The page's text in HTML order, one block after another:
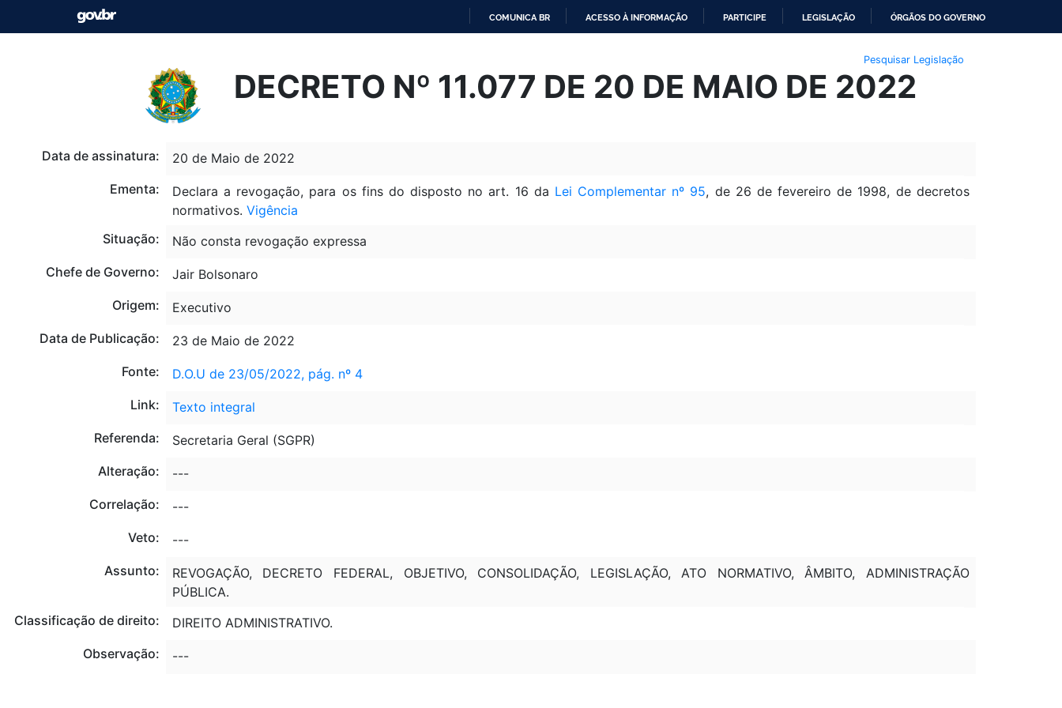
O
CONTEÚDO
COMUNICA BR ACESSO À INFORMAÇÃO PARTICIPE LEGISLAÇÃO ÓRGÃOS DO GOVERNO
Pesquisar Legislação
DECRETO Nº 11.077 DE 20 DE MAIO DE 2022
Data de assinatura:
20 de Maio de 2022
Ementa:
Declara a revogação, para os fins do disposto no art. 16 da Lei Complementar nº 95, de 26 de fevereiro de 1998, de decretos
normativos. Vigência
Situação:
Não consta revogação expressa
Chefe de Governo:
Jair Bolsonaro
Origem:
Executivo
Data de Publicação:
23 de Maio de 2022
Fonte:
D.O.U de 23/05/2022, pág. nº 4
Link:
Texto integral
Referenda:
Secretaria Geral (SGPR)
Alteração:
---
Correlação:
---
Veto:
---
Assunto:
REVOGAÇÃO, DECRETO FEDERAL, OBJETIVO, CONSOLIDAÇÃO, LEGISLAÇÃO, ATO NORMATIVO, ÂMBITO, ADMINISTRAÇÃO
PÚBLICA.
Classificação de direito:
DIREITO ADMINISTRATIVO.
Observação:
---